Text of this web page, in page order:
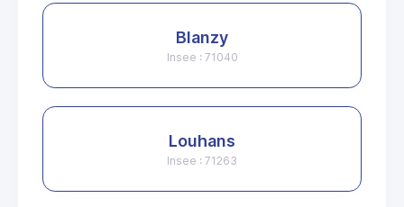
Blanzy
Insee : 71040
Louhans
Insee : 71263